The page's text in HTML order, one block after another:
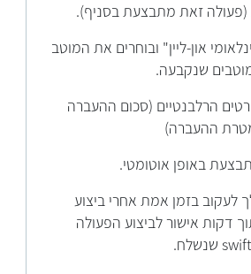
(פעולה זאת מתבצעת בסניף).
און-ליין" ובוחרים את המוטב
שנקבעה.
הרלבנטיים (סכום ההעברה
ההעברה)
באופן אוטומטי.
לעקוב בזמן אמת אחרי ביצוע
דקות אישור לביצוע הפעולה